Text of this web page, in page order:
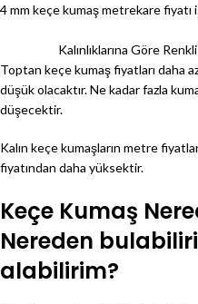
4 mm keçe kumaş metrekare fiyatı
Kalınlıklarına Göre
Toptan keçe kumaş fiyatları daha
düşük olacaktır. Ne kadar fazla
düşecektir.
Kalın keçe kumaşların metre
fiyatından daha yüksektir.
Keçe Kumaş
Nereden
alabilirim?